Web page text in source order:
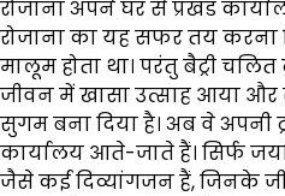
रोजाना अपने घर से प्रखंड
रोजाना का यह सफर तय
मालूम होता था। परंतु बैट्री
जीवन में खासा उत्साह आया और
सुगम बना दिया है। अब वे अपनी
कार्यालय आते-जाते हैं। सिर्फ
जैसे कई दिव्यांगजन हैं, जिनके